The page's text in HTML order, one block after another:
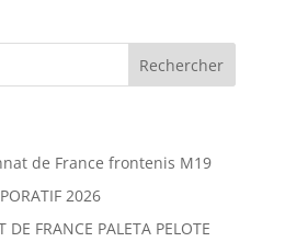
de France frontenis M19
2026
FRANCE PALETA PELOTE